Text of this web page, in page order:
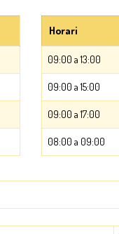
Horari
09:00 a 13:00
09:00 a 15:00
09:00 a 17:00
08:00 a 09:00